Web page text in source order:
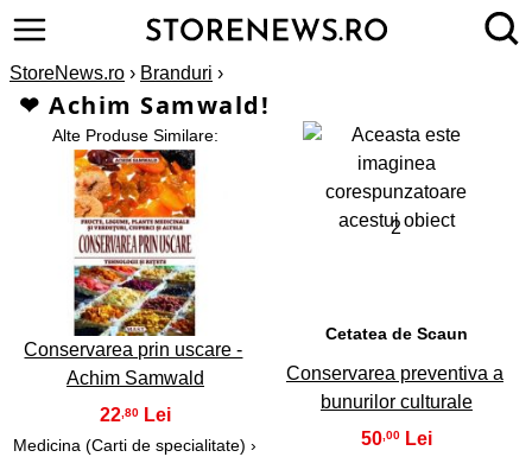
StoreNews.ro › Branduri ›
❤ Achim Samwald!
Alte Produse Similare:
1
Conservarea prin uscare -
Achim Samwald
22 ,80
Medicina (Carti de specialitate) ›
2
Cetatea de Scaun
Conservarea preventiva a
bunurilor culturale
50,00